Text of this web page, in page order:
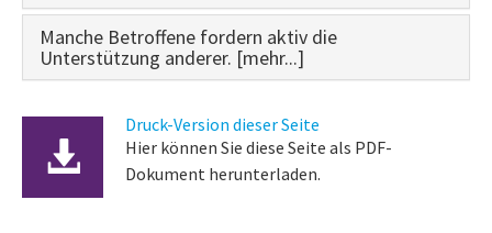
Manche Betroffene fordern aktiv die
Unterstützung anderer. [mehr...]
Druck-Version dieser Seite
Hier können Sie diese Seite als PDF-
Dokument herunterladen.